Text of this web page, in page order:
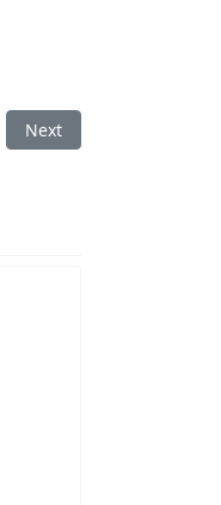
Next article: Efek Jika
Next